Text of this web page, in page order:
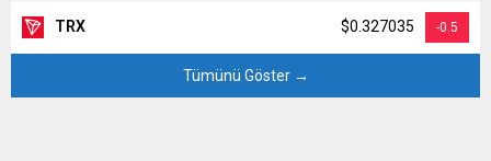
TRX $0.327035 -0.5
Tümünü Göster →